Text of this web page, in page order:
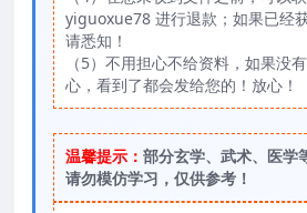
yiguoxue78 进行退款；如果已经
请悉知！
（5）不用担心不给资料，如果没
心，看到了都会发给您的！放心！
温馨提示： 部分玄学、武术、医学
请勿模仿学习，仅供参考！